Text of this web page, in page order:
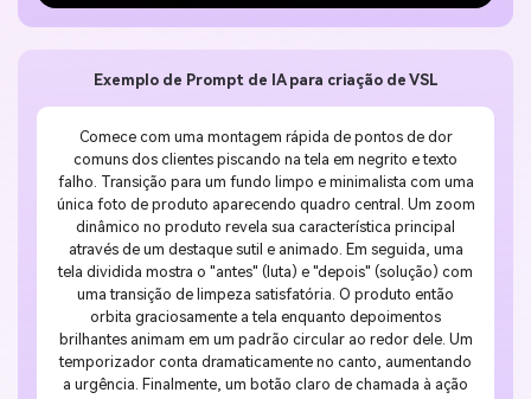
Exemplo de Prompt de IA para criação de VSL
Comece com uma montagem rápida de pontos de dor
comuns dos clientes piscando na tela em negrito e texto
falho. Transição para um fundo limpo e minimalista com uma
única foto de produto aparecendo quadro central. Um zoom
dinâmico no produto revela sua característica principal
através de um destaque sutil e animado. Em seguida, uma
tela dividida mostra o "antes" (luta) e "depois" (solução) com
uma transição de limpeza satisfatória. O produto então
orbita graciosamente a tela enquanto depoimentos
brilhantes animam em um padrão circular ao redor dele. Um
temporizador conta dramaticamente no canto, aumentando
a urgência. Finalmente, um botão claro de chamada à ação